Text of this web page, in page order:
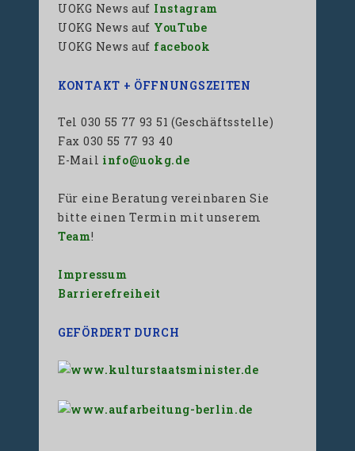
UOKG News auf Instagram
UOKG News auf YouTube
UOKG News auf facebook
KONTAKT + ÖFFNUNGSZEITEN
Tel 030 55 77 93 51 (Geschäftsstelle)
Fax 030 55 77 93 40
E-Mail info@uokg.de
Für eine Beratung vereinbaren Sie
bitte einen Termin mit unserem
Team!
Impressum
Barrierefreiheit
GEFÖRDERT DURCH